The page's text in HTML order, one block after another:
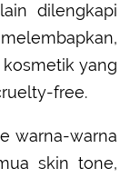
dilengkapi
yang
free.
warna-warna
skin tone,